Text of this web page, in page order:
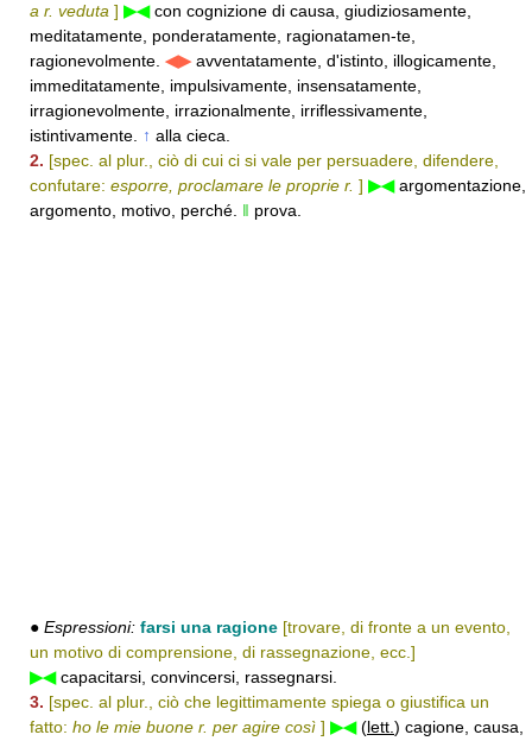
a r. veduta ] ▶◀con cognizione di causa, giudiziosamente,
meditatamente, ponderatamente, ragionatamen-te,
ragionevolmente. ◀▶avventatamente, d'istinto, illogicamente,
immeditatamente, impulsivamente, insensatamente,
irragionevolmente, irrazionalmente, irriflessivamente,
istintivamente.
↑ alla cieca.
2. [spec. al plur., ciò di cui ci si vale per persuadere, difendere,
confutare: esporre, proclamare le proprie r. ] ▶◀argomentazione,
argomento, motivo, perché. ‖ prova.
● Espressioni: farsi una ragione [trovare, di fronte a un evento,
un motivo di comprensione, di rassegnazione, ecc.]
▶◀capacitarsi, convincersi, rassegnarsi.
3. [spec. al plur., ciò che legittimamente spiega o giustifica un
fatto: ho le mie buone r. per agire così ] ▶◀(lett. ) cagione, causa,